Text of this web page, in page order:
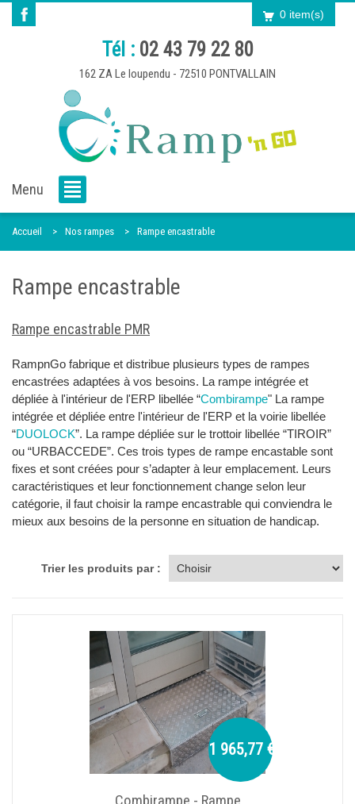
0 item(s)
Tél : 02 43 79 22 80
162 ZA Le loupendu - 72510 PONTVALLAIN
Menu
Accueil Nos rampes Rampe encastrable
Rampe encastrable
Rampe encastrable PMR
RampnGo fabrique et distribue plusieurs types de rampes
encastrées adaptées à vos besoins. La rampe intégrée et
dépliée à l'intérieur de l'ERP libellée “Combirampe" La rampe
intégrée et dépliée entre l'intérieur de l'ERP et la voirie libellée
“DUOLOCK”. La rampe dépliée sur le trottoir libellée “TIROIR”
ou “URBACCEDE”. Ces trois types de rampe encastable sont
fixes et sont créées pour s’adapter à leur emplacement. Leurs
caractéristiques et leur fonctionnement change selon leur
catégorie, il faut choisir la rampe encastrable qui conviendra le
mieux aux besoins de la personne en situation de handicap.
Trier les produits par :
1 965,77 €
Combirampe - Rampe